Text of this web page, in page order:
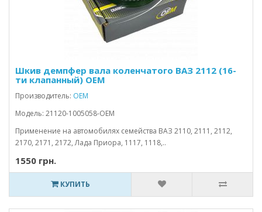
Шкив демпфер вала коленчатого ВАЗ 2112 (16-
ти клапанный) OEM
Производитель: OEM
Модель: 21120-1005058-OEM
Применение на автомобилях семейства ВАЗ 2110, 2111, 2112,
2170, 2171, 2172, Лада Приора, 1117, 1118,..
1550 грн.
КУПИТЬ